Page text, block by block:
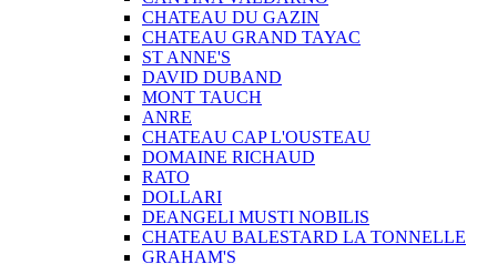
CHATEAU DU GAZIN
CHATEAU GRAND TAYAC
ST ANNE'S
DAVID DUBAND
MONT TAUCH
ANRE
CHATEAU CAP L'OUSTEAU
DOMAINE RICHAUD
RATO
DOLLARI
DEANGELI MUSTI NOBILIS
CHATEAU BALESTARD LA TONNELLE
GRAHAM'S